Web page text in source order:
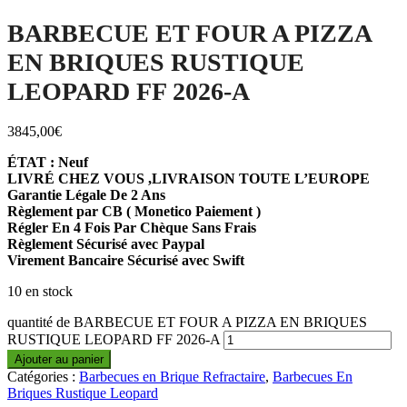
BARBECUE ET FOUR A PIZZA
EN BRIQUES RUSTIQUE
LEOPARD FF 2026-A
3845,00€
ÉTAT : Neuf
LIVRÉ CHEZ VOUS ,LIVRAISON TOUTE L’EUROPE
Garantie Légale De 2 Ans
Règlement par CB ( Monetico Paiement )
Régler En 4 Fois Par Chèque Sans Frais
Règlement Sécurisé avec Paypal
Virement Bancaire Sécurisé avec Swift
10 en stock
quantité de BARBECUE ET FOUR A PIZZA EN BRIQUES
RUSTIQUE LEOPARD FF 2026-A
Ajouter au panier
Catégories : Barbecues en Brique Refractaire, Barbecues En
Briques Rustique Leopard